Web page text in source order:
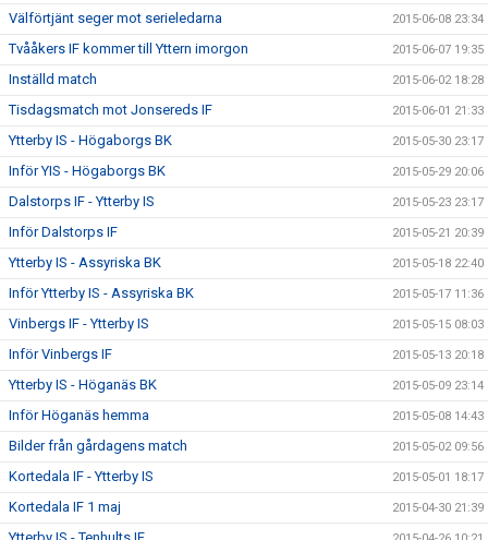
Välförtjänt seger mot serieledarna 2015-06-08 23:34
Tvååkers IF kommer till Yttern imorgon 2015-06-07 19:35
Inställd match 2015-06-02 18:28
Tisdagsmatch mot Jonsereds IF 2015-06-01 21:33
Ytterby IS - Högaborgs BK 2015-05-30 23:17
Inför YIS - Högaborgs BK 2015-05-29 20:06
Dalstorps IF - Ytterby IS 2015-05-23 23:17
Inför Dalstorps IF 2015-05-21 20:39
Ytterby IS - Assyriska BK 2015-05-18 22:40
Inför Ytterby IS - Assyriska BK 2015-05-17 11:36
Vinbergs IF - Ytterby IS 2015-05-15 08:03
Inför Vinbergs IF 2015-05-13 20:18
Ytterby IS - Höganäs BK 2015-05-09 23:14
Inför Höganäs hemma 2015-05-08 14:43
Bilder från gårdagens match 2015-05-02 09:56
Kortedala IF - Ytterby IS 2015-05-01 18:17
Kortedala IF 1 maj 2015-04-30 21:39